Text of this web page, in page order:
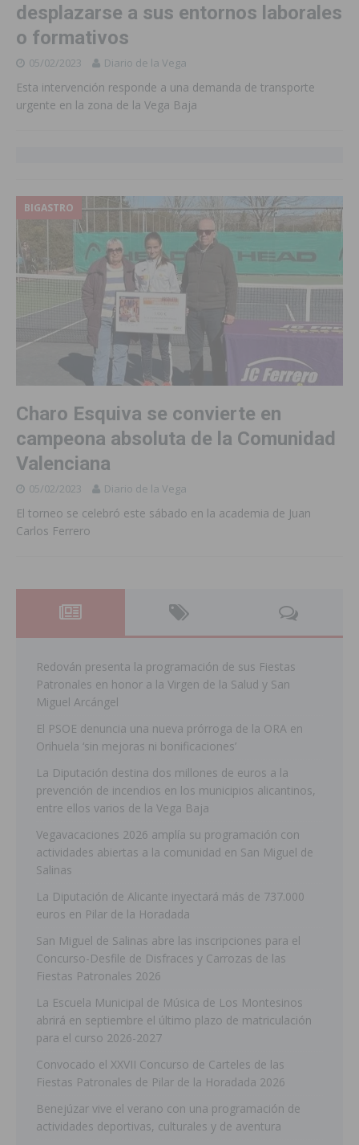
desplazarse a sus entornos laborales
o formativos
05/02/2023 Diario de la Vega
Esta intervención responde a una demanda de transporte
urgente en la zona de la Vega Baja
BIGASTRO
Charo Esquiva se convierte en
campeona absoluta de la Comunidad
Valenciana
05/02/2023 Diario de la Vega
El torneo se celebró este sábado en la academia de Juan
Carlos Ferrero
Redován presenta la programación de sus Fiestas
Patronales en honor a la Virgen de la Salud y San
Miguel Arcángel
El PSOE denuncia una nueva prórroga de la ORA en
Orihuela ‘sin mejoras ni bonificaciones’
La Diputación destina dos millones de euros a la
prevención de incendios en los municipios alicantinos,
entre ellos varios de la Vega Baja
Vegavacaciones 2026 amplía su programación con
actividades abiertas a la comunidad en San Miguel de
Salinas
La Diputación de Alicante inyectará más de 737.000
euros en Pilar de la Horadada
San Miguel de Salinas abre las inscripciones para el
Concurso-Desfile de Disfraces y Carrozas de las
Fiestas Patronales 2026
La Escuela Municipal de Música de Los Montesinos
abrirá en septiembre el último plazo de matriculación
para el curso 2026-2027
Convocado el XXVII Concurso de Carteles de las
Fiestas Patronales de Pilar de la Horadada 2026
Benejúzar vive el verano con una programación de
actividades deportivas, culturales y de aventura